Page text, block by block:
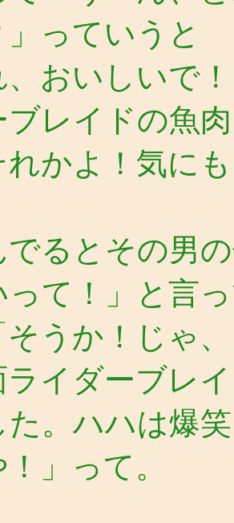
」っていうと
、おいしいで
ブレイドの魚
れかよ！気に
でるとその男
って！」と言
そうか！じゃ
ライダーブレ
た。ハハは爆
」って。